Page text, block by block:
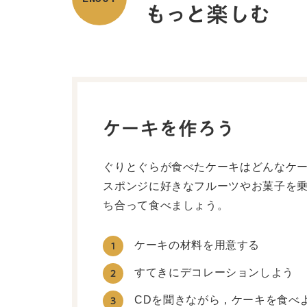
もっと楽しむ
ケーキを作ろう
ぐりとぐらが食べたケーキはどんなケ
スポンジに好きなフルーツやお菓子を
ち合って食べましょう。
1 ケーキの材料を用意する
2 すてきにデコレーションしよう
3 CDを聞きながら，ケーキを食べ